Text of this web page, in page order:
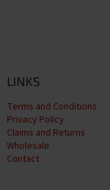
LINKS
Terms and Conditions
Privacy Policy
Claims and Returns
Wholesale
Contact